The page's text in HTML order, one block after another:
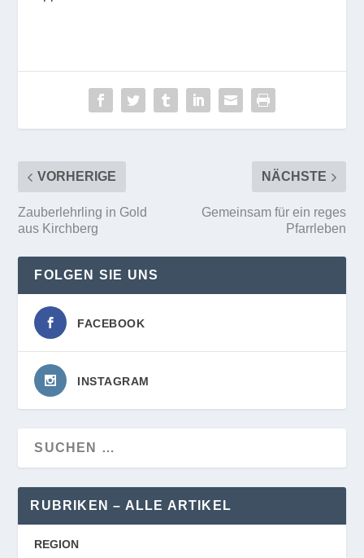
VORHERIGE
Zauberlehrling in Gold
aus Kirchberg
NÄCHSTE
Gemeinsam für ein reges
Pfarrleben
FOLGEN SIE UNS
FACEBOOK
INSTAGRAM
RUBRIKEN – ALLE ARTIKEL
REGION